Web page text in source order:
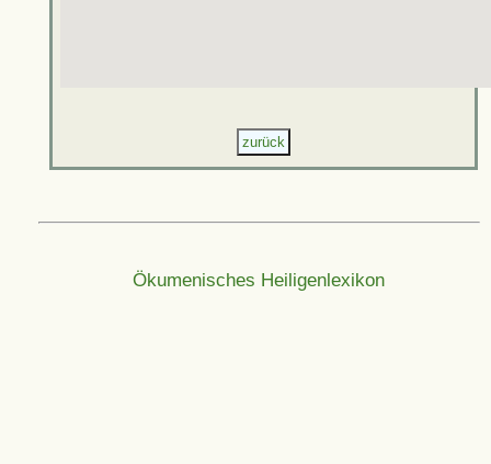
Ökumenisches Heiligenlexikon